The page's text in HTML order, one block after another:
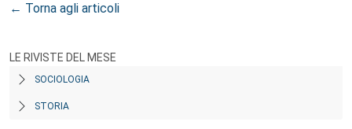
← Torna agli articoli
LE RIVISTE DEL MESE
SOCIOLOGIA
STORIA